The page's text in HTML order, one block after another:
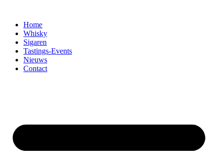
Home
Whisky
Sigaren
Tastings-Events
Nieuws
Contact